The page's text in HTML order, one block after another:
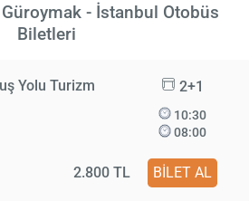
Güroymak - İstanbul Otobüs
Biletleri
Yolu Turizm 2+1
10:30
08:00
2.800 TL BİLET AL